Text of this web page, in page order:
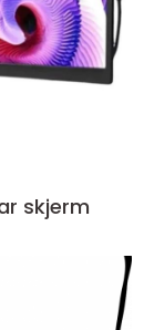
skjerm